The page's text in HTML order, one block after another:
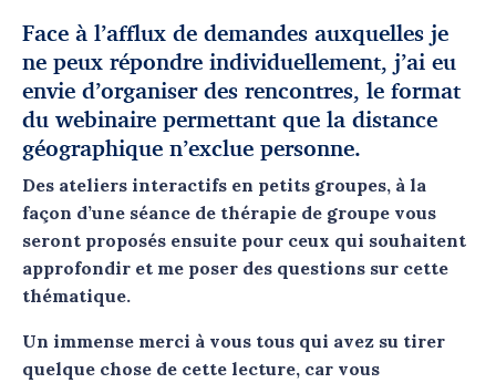
Face à l’afflux de demandes auxquelles je
ne peux répondre individuellement, j’ai eu
envie d’organiser des rencontres, le format
du webinaire permettant que la distance
géographique n’exclue personne.
Des ateliers interactifs en petits groupes, à la
façon d’une séance de thérapie de groupe vous
seront proposés ensuite pour ceux qui souhaitent
approfondir et me poser des questions sur cette
thématique.
Un immense merci à vous tous qui avez su tirer
quelque chose de cette lecture, car vous